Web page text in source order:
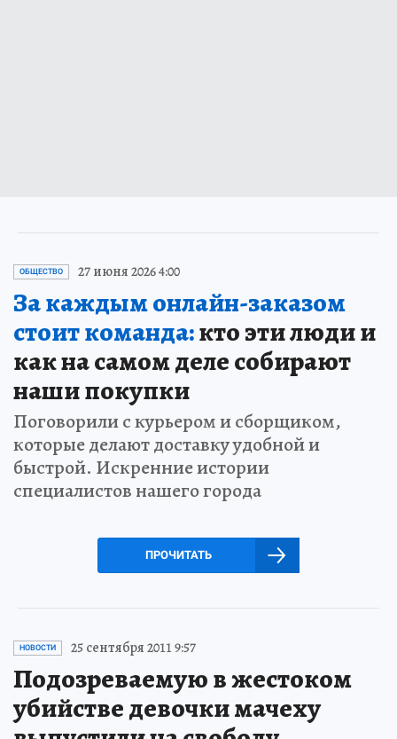
ОБЩЕСТВО 27 июня 2026 4:00
За каждым онлайн-заказом
стоит команда:кто эти люди и
как на самом деле собирают
наши покупки
Поговорили с курьером и сборщиком,
которые делают доставку удобной и
быстрой. Искренние истории
специалистов нашего города
ПРОЧИТАТЬ
НОВОСТИ 25 сентября 2011 9:57
Подозреваемую в жестоком
убийстве девочки мачеху